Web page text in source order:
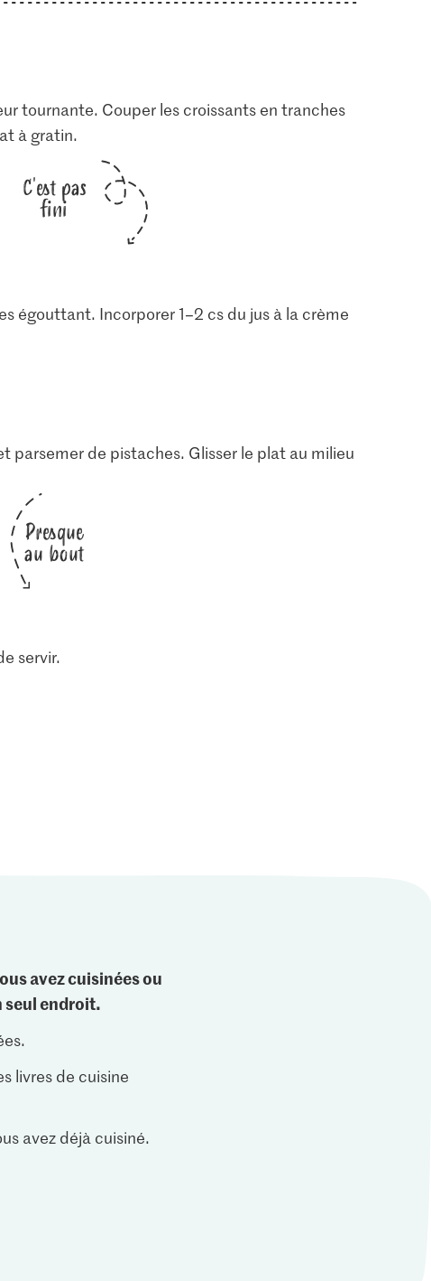
tournante. Couper les croissants en tranches
à gratin.
C'est pas
fini
égouttant. Incorporer 1–2 cs du jus à la crème
parsemer de pistaches. Glisser le plat au milieu
Presque
au bout
servir.
avez cuisinées ou
seul endroit.
livres de cuisine
avez déjà cuisiné.